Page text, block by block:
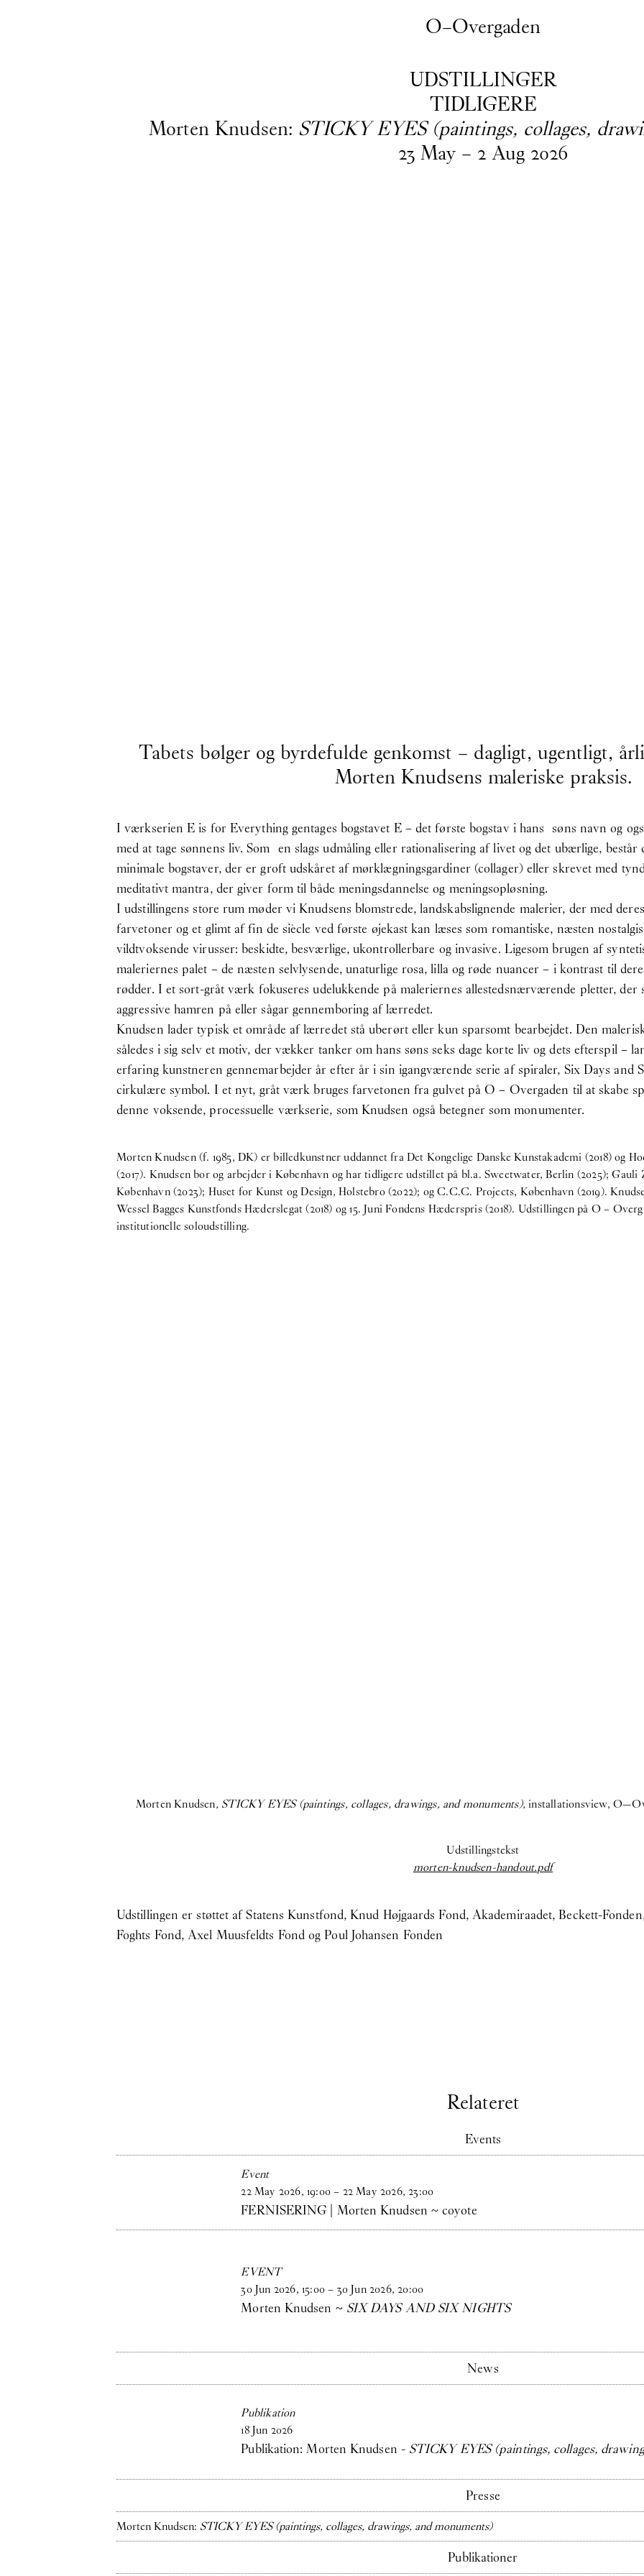
O–Overgaden
UDSTILLINGER
TIDLIGERE
Morten Knudsen: STICKY EYES (paintings, collages,
23 May – 2 Aug 2026
Tabets bølger og byrdefulde genkomst – dagligt, ugentligt,
Morten Knudsens maleriske praksis.
I værkserien E is for Everything gentages bogstavet E – det første bogstav i hans søns navn og
med at tage sønnens liv. Som en slags udmåling eller rationalisering af livet og det ubærlige,
minimale bogstaver, der er groft udskåret af mørklægningsgardiner (collager) eller skrevet med
meditativt mantra, der giver form til både meningsdannelse og meningsopløsning.
I udstillingens store rum møder vi Knudsens blomstrede, landskabslignende malerier, der med
farvetoner og et glimt af fin de siècle ved første øjekast kan læses som romantiske, næsten
vildtvoksende virusser: beskidte, besværlige, ukontrollerbare og invasive. Ligesom brugen af
maleriernes palet – de næsten selvlysende, unaturlige rosa, lilla og røde nuancer – i kontrast til
rødder. I et sort-gråt værk fokuseres udelukkende på maleriernes allestedsnærværende pletter, der
aggressive hamren på eller sågar gennemboring af lærredet.
Knudsen lader typisk et område af lærredet stå uberørt eller kun sparsomt bearbejdet. Den
således i sig selv et motiv, der vækker tanker om hans søns seks dage korte liv og dets efterspil –
erfaring kunstneren gennemarbejder år efter år i sin igangværende serie af spiraler, Six Days and
cirkulære symbol. I et nyt, gråt værk bruges farvetonen fra gulvet på O – Overgaden til at skabe
denne voksende, processuelle værkserie, som Knudsen også betegner som monumenter.
Morten Knudsen (f. 1985, DK) er billedkunstner uddannet fra Det Kongelige Danske Kunstakademi (2018) og
(2017). Knudsen bor og arbejder i København og har tidligere udstillet på bl.a. Sweetwater, Berlin (2025);
København (2023); Huset for Kunst og Design, Holstebro (2022); og C.C.C. Projects, København (2019).
Wessel Bagges Kunstfonds Hæderslegat (2018) og 15. Juni Fondens Hæderspris (2018). Udstillingen på O –
institutionelle soloudstilling.
Morten Knudsen, STICKY EYES (paintings, collages, drawings, and monuments),installationsview,
Udstillingstekst
morten-knudsen-handout.pdf
Udstillingen er støttet af Statens Kunstfond, Knud Højgaards Fond, Akademiraadet, Beckett-
Foghts Fond, Axel Muusfeldts Fond og Poul Johansen Fonden
Relateret
Events
Event
22 May 2026, 19:00– 22 May 2026,23:00
FERNISERING | Morten Knudsen ~ coyote
EVENT
30 Jun 2026, 15:00– 30 Jun 2026,20:00
Morten Knudsen ~ SIX DAYS AND SIX NIGHTS
News
Publikation
18 Jun 2026
Publikation: Morten Knudsen - STICKY EYES (paintings, collages,
Presse
Morten Knudsen: STICKY EYES (paintings, collages, drawings, and monuments)
Publikationer